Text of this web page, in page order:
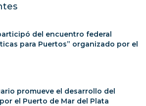
del encuentro federal
para Puertos” organizado por el
promueve el desarrollo del
el Puerto de Mar del Plata